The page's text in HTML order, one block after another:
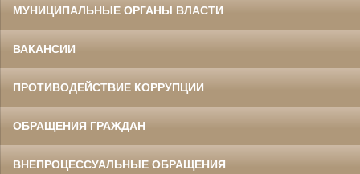
МУНИЦИПАЛЬНЫЕ ОРГАНЫ ВЛАСТИ
ВАКАНСИИ
ПРОТИВОДЕЙСТВИЕ КОРРУПЦИИ
ОБРАЩЕНИЯ ГРАЖДАН
ВНЕПРОЦЕССУАЛЬНЫЕ ОБРАЩЕНИЯ